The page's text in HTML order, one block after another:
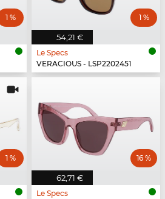
1 %
54,21 €
1 %
Le Specs
VERACIOUS - LSP2202451
1 %
62,71 €
16 %
Le Specs